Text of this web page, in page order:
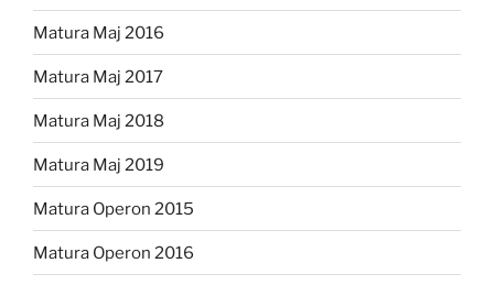
Matura Maj 2016
Matura Maj 2017
Matura Maj 2018
Matura Maj 2019
Matura Operon 2015
Matura Operon 2016